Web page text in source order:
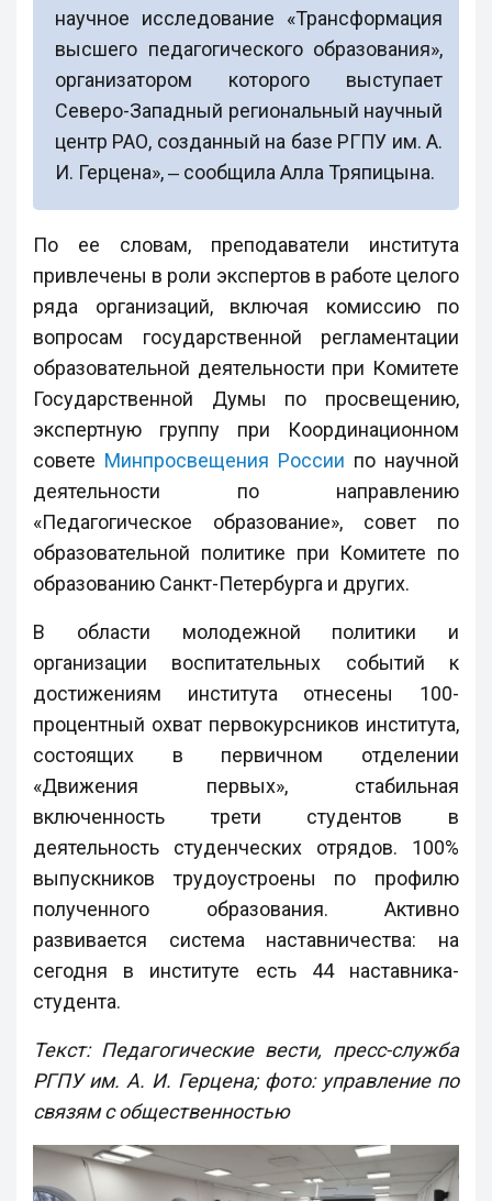
научное исследование «Трансформация
высшего педагогического образования»,
организатором которого выступает
Северо-Западный региональный научный
центр РАО, созданный на базе РГПУ им. А.
И. Герцена», ‒ сообщила Алла Тряпицына.
По ее словам, преподаватели института
привлечены в роли экспертов в работе целого
ряда организаций, включая комиссию по
вопросам государственной регламентации
образовательной деятельности при Комитете
Государственной Думы по просвещению,
экспертную группу при Координационном
совете Минпросвещения России по научной
деятельности по направлению
«Педагогическое образование», совет по
образовательной политике при Комитете по
образованию Санкт-Петербурга и других.
В области молодежной политики и
организации воспитательных событий к
достижениям института отнесены 100-
процентный охват первокурсников института,
состоящих в первичном отделении
«Движения первых», стабильная
включенность трети студентов в
деятельность студенческих отрядов. 100%
выпускников трудоустроены по профилю
полученного образования. Активно
развивается система наставничества: на
сегодня в институте есть 44 наставника-
студента.
Текст: Педагогические вести, пресс-служба
РГПУ им. А. И. Герцена; фото: управление по
связям с общественностью